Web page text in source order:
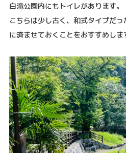
白滝公園内にもトイレがあります。
こちらは少し古く、和式タイプだ
に済ませておくことをおすすめしま